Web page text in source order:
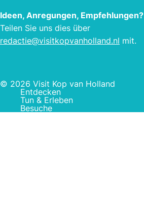
Ideen, Anregungen, Empfehlungen?
Teilen Sie uns dies über
redactie@visitkopvanholland.nl mit.
© 2026 Visit Kop van Holland
Entdecken
Tun & Erleben
Besuche